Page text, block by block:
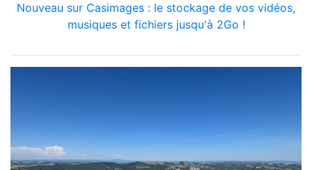
Nouveau sur Casimages : le stockage de vos vidéos,
musiques et fichiers jusqu'à 2Go !